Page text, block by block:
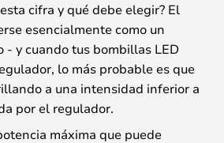
cifra y qué debe elegir? El
esencialmente como un
- y cuando tus bombillas LED
lo más probable es que
a una intensidad inferior a
por el regulador.
máxima que puede